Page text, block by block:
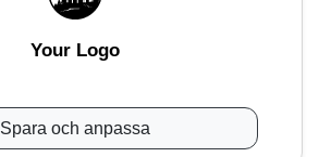
Your Logo
Spara och anpassa